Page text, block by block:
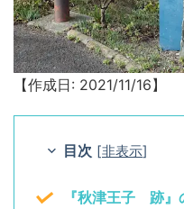
【作成日: 2021/11/16】
目次 [非表示]
『秋津王子 跡』